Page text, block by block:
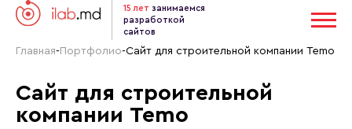
15 лет занимаемся
разработкой
сайтов
Главная- Портфолио-Сайт для строительной компании Temo
Сайт для строительной
компании Temo